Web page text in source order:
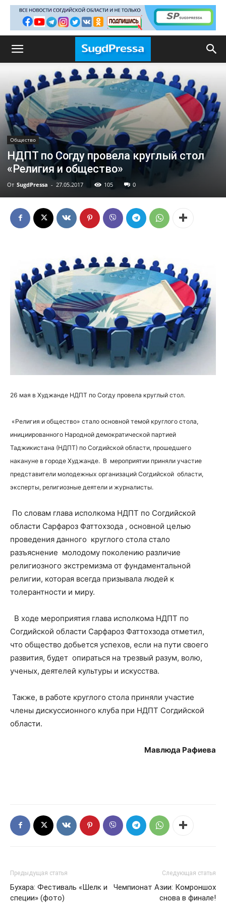
Общество
НДПТ по Согду провела круглый стол
«Религия и общество»
От SugdPressa - 27.05.2017 105 0
26 мая в Худжанде НДПТ по Согду провела круглый стол.
«Религия и общество» стало основной темой круглого стола,
инициированного Народной демократической партией
Таджикистана (НДПТ) по Согдийской области, прошедшего
накануне в городе Худжанде. В мероприятии приняли участие
представители молодежных организаций Согдийской области,
эксперты, религиозные деятели и журналисты.
По словам глава исполкома НДПТ по Согдийской
области Сарфароз Фаттохзода , основной целью
проведения данного круглого стола стало
разъяснение молодому поколению различие
религиозного экстремизма от фундаментальной
религии, которая всегда призывала людей к
толерантности и миру.
В ходе мероприятия глава исполкома НДПТ по
Согдийской области Сарфароз Фаттохзода отметил,
что общество добьется успехов, если на пути своего
развития, будет опираться на трезвый разум, волю,
ученых, деятелей культуры и искусства.
Также, в работе круглого стола приняли участие
члены дискуссионного клуба при НДПТ Согдийской
области.
Мавлюда Рафиева
Предыдущая статья
Бухара: Фестиваль «Шелк и
специи» (фото)
Следующая статья
Чемпионат Азии: Комроншох
снова в финале!